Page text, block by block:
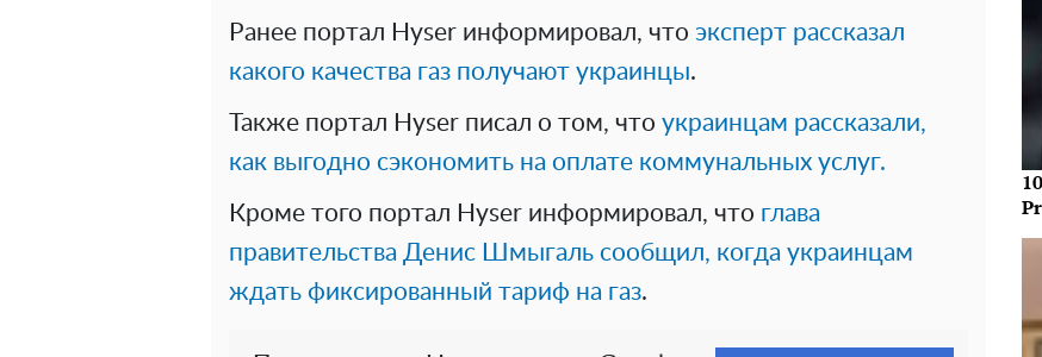
Ранее портал Hyser информировал, что эксперт рассказал
какого качества газ получают украинцы.
Также портал Hyser писал о том, что украинцам рассказали,
как выгодно сэкономить на оплате коммунальных услуг.
Кроме того портал Hyser информировал, что глава
правительства Денис Шмыгаль сообщил, когда украинцам
ждать фиксированный тариф на газ.